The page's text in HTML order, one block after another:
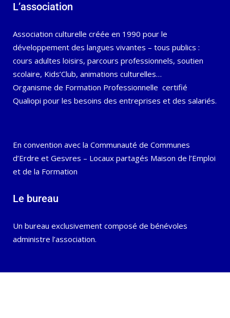
L’association
Association culturelle créée en 1990 pour le
développement des langues vivantes – tous publics :
cours adultes loisirs, parcours professionnels, soutien
scolaire, Kids’Club, animations culturelles…
Organisme de Formation Professionnelle certifié
Qualiopi pour les besoins des entreprises et des salariés.
En convention avec la Communauté de Communes
d’Erdre et Gesvres – Locaux partagés Maison de l’Emploi
et de la Formation
Le bureau
Un bureau exclusivement composé de bénévoles
administre l’association.